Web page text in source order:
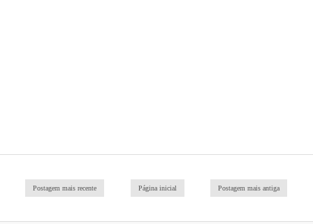
Postagem mais recente Postagem mais antiga
Página inicial